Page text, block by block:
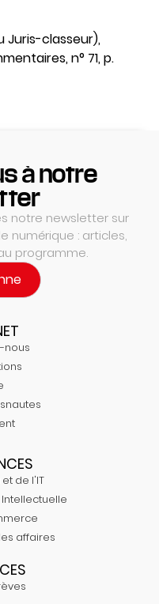
Juris-classeur),
n° 71, p.
à notre
notre newsletter sur
numérique : articles,
programme.
nous
de l'IT
affaires